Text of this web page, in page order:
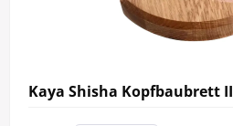
Kaya Shisha Kopfbaubrett